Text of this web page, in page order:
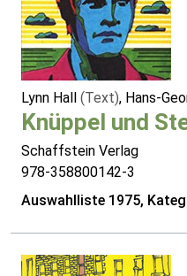
Lynn Hall (Text), Hans-
Knüppel und
Schaffstein Verlag
978-358800142-3
Auswahlliste 1975,